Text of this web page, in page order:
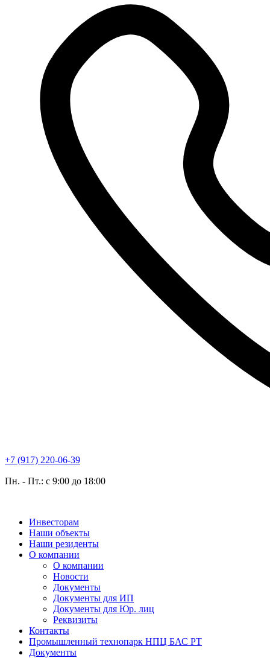
+7 (917) 220-06-39
Пн. - Пт.: с 9:00 до 18:00
Инвесторам
Наши объекты
Наши резиденты
О компании
О компании
Новости
Документы
Документы для ИП
Документы для Юр. лиц
Реквизиты
Контакты
Промышленный технопарк НПЦ БАС РТ
Документы